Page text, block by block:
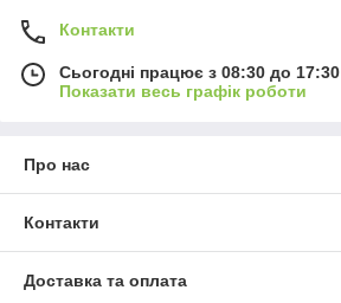
Контакти
Сьогодні працює з 08:30 до 17:30
Показати весь графік роботи
Про нас
Контакти
Доставка та оплата